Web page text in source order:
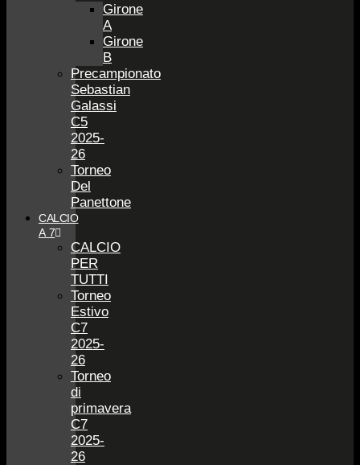
Girone
A
Girone
B
Precampionato
Sebastian
Galassi
C5
2025-
26
Torneo
Del
Panettone
CALCIO
A 7
CALCIO
PER
TUTTI
Torneo
Estivo
C7
2025-
26
Torneo
di
primavera
C7
2025-
26